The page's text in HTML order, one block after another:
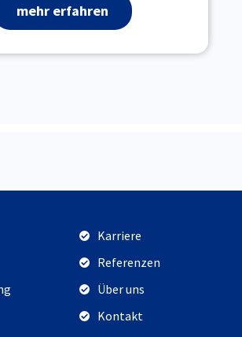
mehr erfahren
Karriere
Referenzen
Über uns
Kontakt